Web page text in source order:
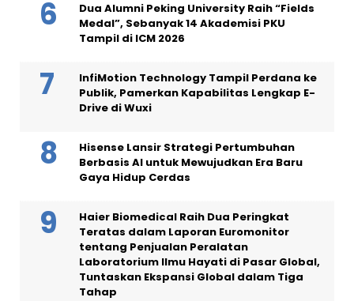
Dua Alumni Peking University Raih “Fields
Medal”, Sebanyak 14 Akademisi PKU
Tampil di ICM 2026
InfiMotion Technology Tampil Perdana ke
Publik, Pamerkan Kapabilitas Lengkap E-
Drive di Wuxi
Hisense Lansir Strategi Pertumbuhan
Berbasis AI untuk Mewujudkan Era Baru
Gaya Hidup Cerdas
Haier Biomedical Raih Dua Peringkat
Teratas dalam Laporan Euromonitor
tentang Penjualan Peralatan
Laboratorium Ilmu Hayati di Pasar Global,
Tuntaskan Ekspansi Global dalam Tiga
Tahap